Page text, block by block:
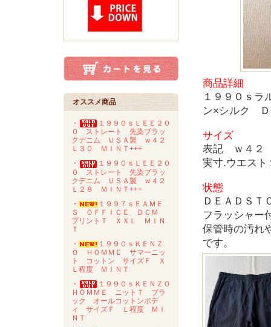
オススメ商品
・
１９９０ｓＬＥＥ２０
０ ストレート 先染ブラッ
クデニム ＵＳＡ製 ｗ４２
Ｌ３０ ＭＩＮＴ+++
・
１９９０ｓＬＥＥ２０
０ ストレート 先染ブラッ
クデニム ＵＳＡ製 ｗ４２
Ｌ２８ ＭＩＮＴ+++
・
１９９７ｓＥＡＭＥ
Ｓ ＯＦＦＩＣＥ ＤＣＭ
プリントＴ ＸＸＬ ＭＩＮ
Ｔ
・
１９９０ｓＫＥＮＺ
Ｏ ＨＯＭＭＥ サマーニッ
ト コットン サイズＦ Ｘ
Ｌ程度 ＭＩＮＴ
・
１９９０ｓＫＥＮＺＯ
ＨＯＭＭＥ ニットＴ ブラ
ック オールコットンボデ
ィ サイズＦ Ｌ程度 ＭＩ
ＮＴ
商品詳細
１９９０ｓ
ン×シルク
サイズ
表記 ｗ４２
実寸.ウエスト
状態
ＤＥＡＤＳＴ
フラッシャー
保管時の汚れ
です。